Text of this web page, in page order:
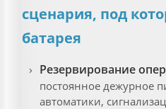
сценария, под
батарея
Резервирование
постоянное дежурное
автоматики,